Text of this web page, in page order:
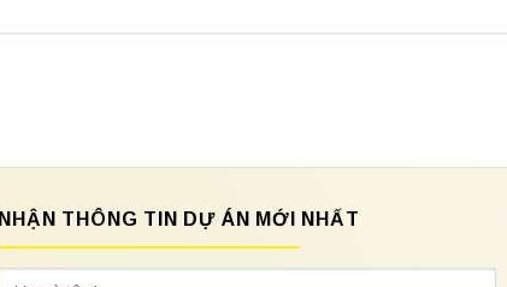
NHẬN THÔNG TIN DỰ ÁN MỚI NHẤT